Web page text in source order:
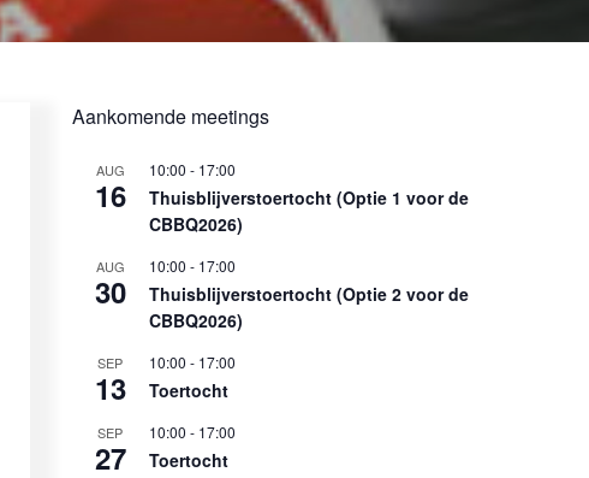
Aankomende meetings
AUG
16
10:00 - 17:00
Thuisblijverstoertocht (Optie 1 voor de
CBBQ2026)
AUG
30
10:00 - 17:00
Thuisblijverstoertocht (Optie 2 voor de
CBBQ2026)
SEP
13
10:00 - 17:00
Toertocht
SEP
27
10:00 - 17:00
Toertocht